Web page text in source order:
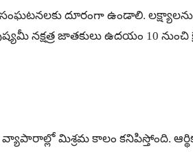
దూరంగా ఉండాలి. లక్ష్యాలను
నక్షత్ర జాతకులు ఉదయం 10
వ్యాపారాల్లో మిశ్రమ కాలం